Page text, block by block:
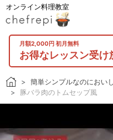
オンライン料理教室
月額2,000円 初月無料
お得なレッスン受け
簡単シンプルなのにおい
豚バラ肉のトムセップ風